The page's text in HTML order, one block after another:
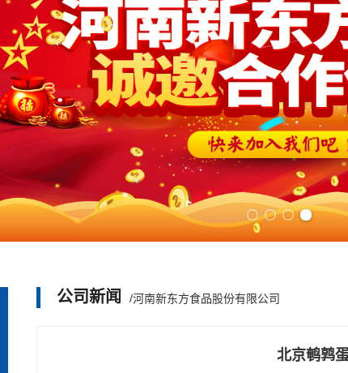
公司新闻 /河南新东方食品股份有限公司
北京鹌鹑